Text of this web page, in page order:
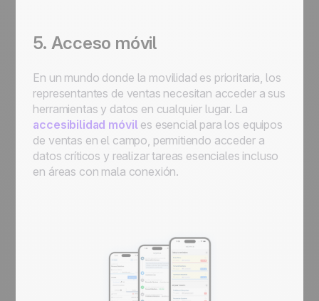
5. Acceso móvil
En un mundo donde la movilidad es prioritaria, los
representantes de ventas necesitan acceder a sus
herramientas y datos en cualquier lugar. La
accesibilidad móviles esencial para los equipos
de ventas en el campo, permitiendo acceder a
datos críticos y realizar tareas esenciales incluso
en áreas con mala conexión.